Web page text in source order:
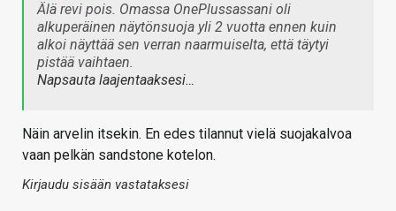
Älä revi pois. Omassa OnePlussassani oli
alkuperäinen näytönsuoja yli 2 vuotta ennen kuin
alkoi näyttää sen verran naarmuiselta, että täytyi
pistää vaihtaen.
Napsauta laajentaaksesi…
Näin arvelin itsekin. En edes tilannut vielä suojakalvoa
vaan pelkän sandstone kotelon.
Kirjaudu sisään vastataksesi